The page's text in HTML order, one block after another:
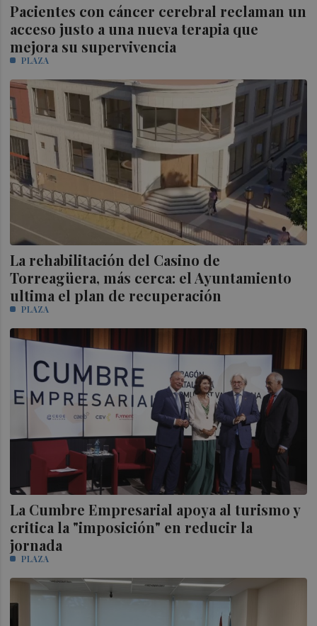
Pacientes con cáncer cerebral reclaman un
acceso justo a una nueva terapia que
mejora su supervivencia
PLAZA
La rehabilitación del Casino de
Torreagüera, más cerca: el Ayuntamiento
ultima el plan de recuperación
PLAZA
La Cumbre Empresarial apoya al turismo y
critica la "imposición" en reducir la
jornada
PLAZA